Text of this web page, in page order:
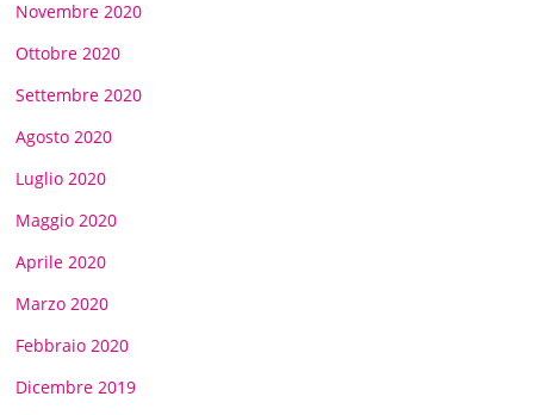
Novembre 2020
Ottobre 2020
Settembre 2020
Agosto 2020
Luglio 2020
Maggio 2020
Aprile 2020
Marzo 2020
Febbraio 2020
Dicembre 2019